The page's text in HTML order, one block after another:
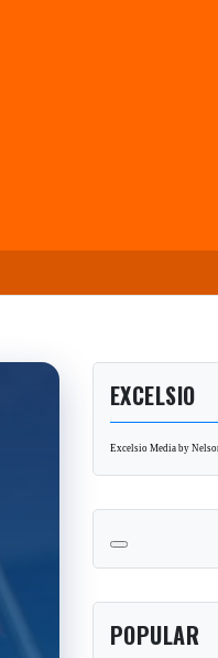
EXCELSIO
Excelsio Media by
POPULAR